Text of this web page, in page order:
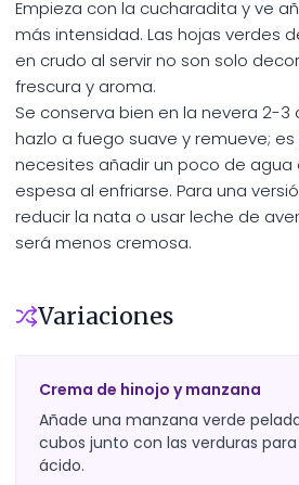
Empieza con la cucharadita y ve
más intensidad. Las hojas verdes
en crudo al servir no son solo
frescura y aroma.
Se conserva bien en la nevera 2-3
hazlo a fuego suave y remueve;
necesites añadir un poco de agua
espesa al enfriarse. Para una
reducir la nata o usar leche de
será menos cremosa.
Variaciones
Crema de hinojo y manzana
Añade una manzana verde
cubos junto con las verduras
ácido.